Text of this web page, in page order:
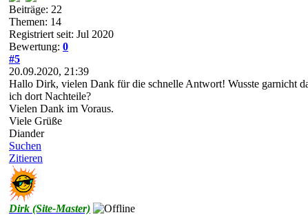
Beiträge: 22
Themen: 14
Registriert seit: Jul 2020
Bewertung: 0
#5
20.09.2020, 21:39
Hallo Dirk, vielen Dank für die schnelle Antwort! Wusste garnicht
ich dort Nachteile?
Vielen Dank im Voraus.
Viele Grüße
Diander
Suchen
Zitieren
Dirk (Site-Master)